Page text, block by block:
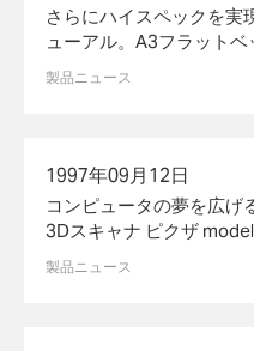
さらにハイスペックを実
ューアル。A3フラット
製品ニュース
1997年09月12日
コンピュータの夢を広げ
3Dスキャナ ピクザ
製品ニュース